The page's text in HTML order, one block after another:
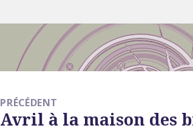
PRÉCÉDENT
Article
Avril à la maison des